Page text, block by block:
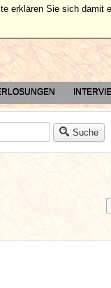
Suche
erklären Sie sich